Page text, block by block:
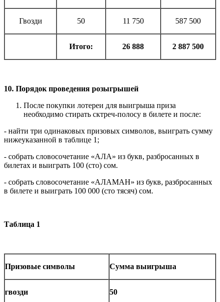
Гвозди 50 11 750 587 500
Итого: 26 888 2 887 500
10. Порядок проведения розыгрышей
После покупки лотереи для выигрыша приза
необходимо стирать сктреч-полосу в билете и после:
- найти три одинаковых призовых символов, выиграть сумму
нижеуказанной в таблице 1;
- собрать словосочетание «АЛА» из букв, разбросанных в
билетах и выиграть 100 (сто) сом.
- собрать словосочетание «АЛАМАН» из букв, разбросанных
в билете и выиграть 100 000 (сто тясяч) сом.
Таблица 1
Призовые символы Сумма выигрыша
гвозди 50